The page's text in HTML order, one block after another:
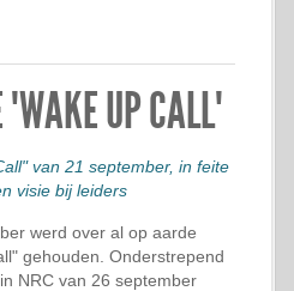
UP CALL"
van 21 september, in feite
visie bij leiders
werd over al op aarde
gehouden. Onderstrepend
NRC van 26 september